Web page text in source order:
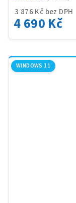
3 876 Kč bez DPH
4 690 Kč
WINDOWS 11